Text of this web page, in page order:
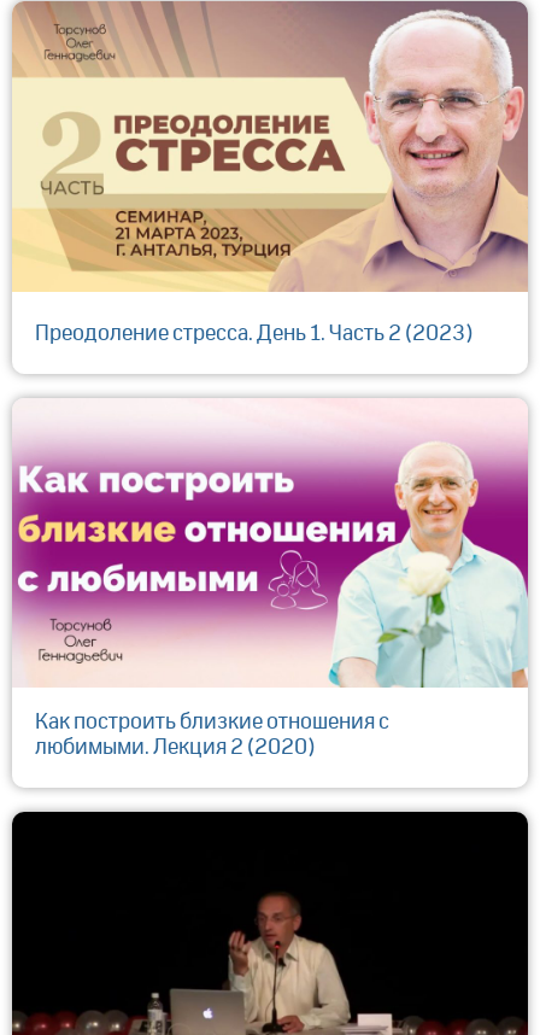
Преодоление стресса. День 1. Часть 2 (2023)
Как построить близкие отношения с
любимыми. Лекция 2 (2020)